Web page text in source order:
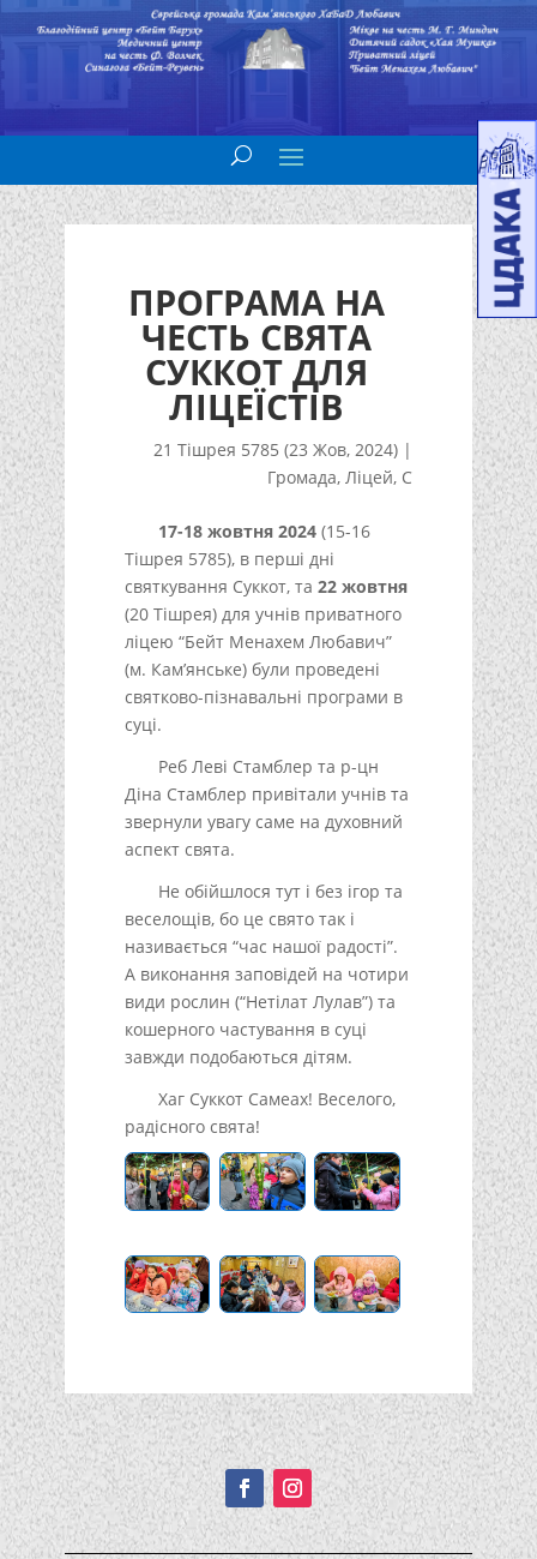
ПРОГРАМА НА
ЧЕСТЬ СВЯТА
СУККОТ ДЛЯ
ЛІЦЕЇСТІВ
21 Тішрея 5785 (23 Жов, 2024) |
Громада,Ліцей, С
17-18 жовтня 2024(15-16
Тішрея 5785), в перші дні
святкування Суккот, та 22 жовтня
(20 Тішрея) для учнів приватного
ліцею “Бейт Менахем Любавич”
(м. Кам’янське) були проведені
святково-пізнавальні програми в
суці.
Реб Леві Стамблер та р-цн
Діна Стамблер привітали учнів та
звернули увагу саме на духовний
аспект свята.
Не обійшлося тут і без ігор та
веселощів, бо це свято так і
називається “час нашої радості”.
А виконання заповідей на чотири
види рослин (“Нетілат Лулав”) та
кошерного частування в суці
завжди подобаються дітям.
Хаг Суккот Самеах! Веселого,
радісного свята!
Подписывайтесь!